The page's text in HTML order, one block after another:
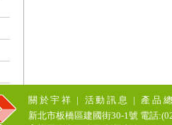
關於宇祥 | 活動訊息 | 產品
新北市板橋區建國街30-1號 電話